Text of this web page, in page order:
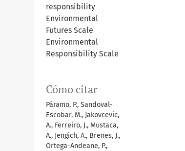
responsibility
Environmental
Futures Scale
Environmental
Responsibility Scale
Cómo citar
Páramo, P., Sandoval-
Escobar, M., Jakovcevic,
A., Ferreiro, J., Mustaca,
A., Jengich, A., Brenes, J.,
Ortega-Andeane, P.,